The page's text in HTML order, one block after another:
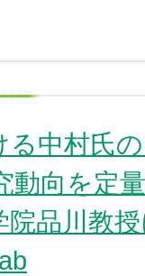
る中村氏
動向を定
院品川教